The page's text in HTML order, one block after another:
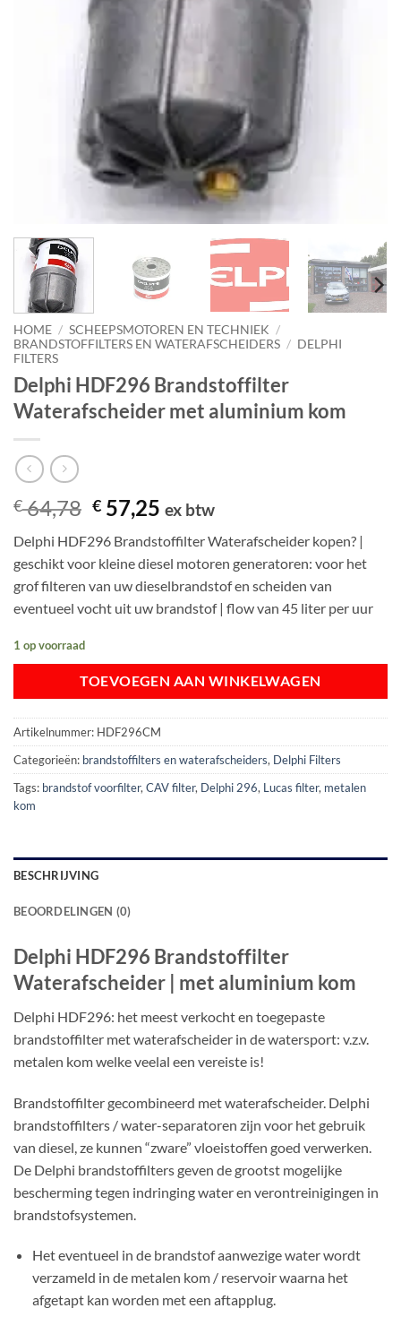
HOME / SCHEEPSMOTOREN EN TECHNIEK /
BRANDSTOFFILTERS EN WATERAFSCHEIDERS / DELPHI
FILTERS
Delphi HDF296 Brandstoffilter
Waterafscheider met aluminium kom
€64,78 Oorspronkelijke
prijs
was:
€ 64,78.
€ 57,25 Huidige
is:
€ 57,25.
ex btw
Delphi HDF296 Brandstoffilter Waterafscheider kopen? |
geschikt voor kleine diesel motoren generatoren: voor het
grof filteren van uw dieselbrandstof en scheiden van
eventueel vocht uit uw brandstof | flow van 45 liter per uur
1 op voorraad
TOEVOEGEN AAN WINKELWAGEN
Artikelnummer: HDF296CM
Categorieën: brandstoffilters en waterafscheiders, Delphi Filters
Tags: brandstof voorfilter, CAV filter, Delphi 296, Lucas filter, metalen
kom
BESCHRIJVING
BEOORDELINGEN (0)
Delphi HDF296 Brandstoffilter
Waterafscheider | met aluminium kom
Delphi HDF296: het meest verkocht en toegepaste
brandstoffilter met waterafscheider in de watersport: v.z.v.
metalen kom welke veelal een vereiste is!
Brandstoffilter gecombineerd met waterafscheider. Delphi
brandstoffilters / water-separatoren zijn voor het gebruik
van diesel, ze kunnen “zware” vloeistoffen goed verwerken.
De Delphi brandstoffilters geven de grootst mogelijke
bescherming tegen indringing water en verontreinigingen in
brandstofsystemen.
Het eventueel in de brandstof aanwezige water wordt
verzameld in de metalen kom / reservoir waarna het
afgetapt kan worden met een aftapplug.